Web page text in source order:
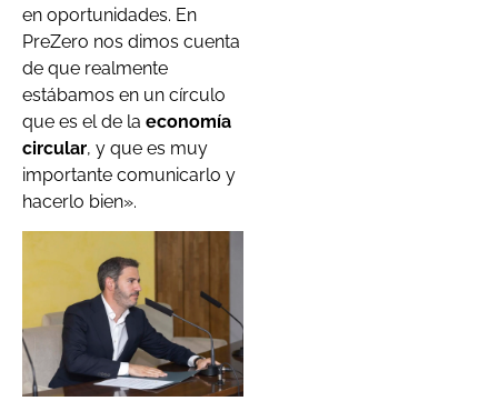
en oportunidades. En
PreZero nos dimos cuenta
de que realmente
estábamos en un círculo
que es el de la economía
circular, y que es muy
importante comunicarlo y
hacerlo bien».